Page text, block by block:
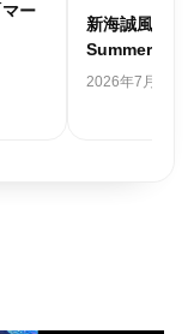
ー
新海誠風韓国
Summer あの
2026年7月26日